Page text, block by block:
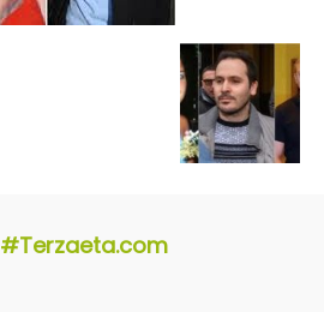
#Terzaeta.com